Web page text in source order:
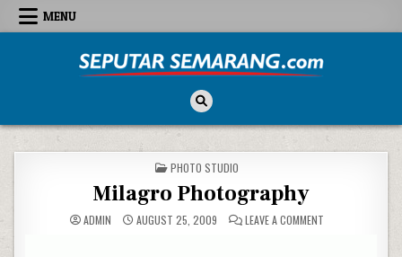
Skip to content
MENU
POSTED IN
PHOTO STUDIO
Milagro Photography
ADMIN AUGUST 25, 2009 LEAVE A COMMENTON MILAGRO